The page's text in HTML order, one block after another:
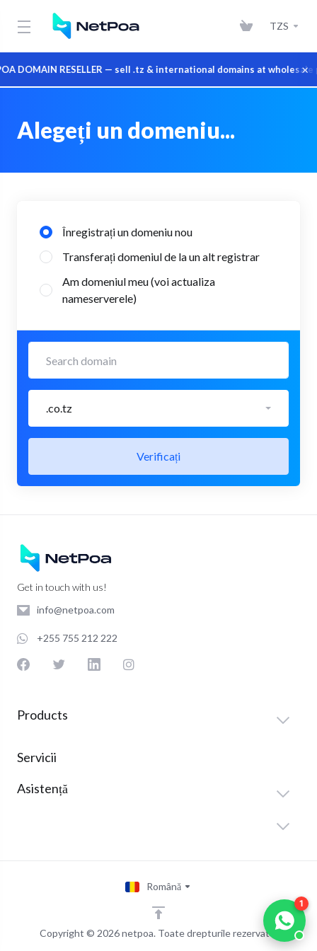
DOMAIN RESELLER — sell .tz & international domains at ×
TZS
Alegeți un domeniu...
Înregistrați un domeniu nou
Transferați domeniul de la un alt registrar
Am domeniul meu (voi actualiza
nameserverele)
.co.tz
Verificați
Get in touch with us!
info@netpoa.com
+255 755 212 222
Products
Servicii
Asistență
Copyright © 2026 netpoa. Toate drepturile rezervate.
Română
1